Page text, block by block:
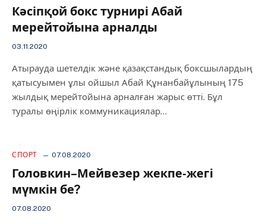
Кәсіпқой бокс турнирі Абай
мерейтойына арналды
03.11.2020
Атырауда шетелдік және қазақстандық боксшылардың
қатысуымен ұлы ойшыл Абай Құнанбайұлының 175
жылдық мерейтойына арналған жарыс өтті. Бұл
туралы өңірлік коммуникациялар…
СПОРТ 07.08.2020
Головкин–Мейвезер жекпе-жегі
мүмкін бе?
07.08.2020